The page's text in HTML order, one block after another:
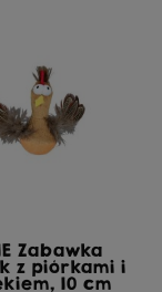
Zabawka
z piórkami i
10 cm